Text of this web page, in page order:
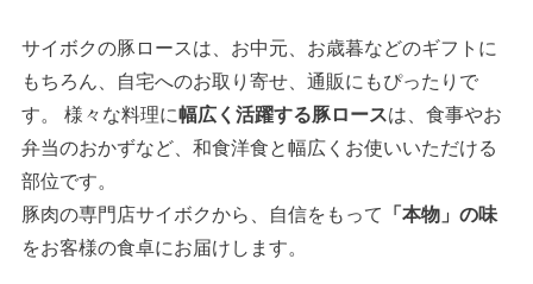
サイボクの豚ロースは、お中元、お歳暮などのギフトに
もちろん、自宅へのお取り寄せ、通販にもぴったりで
す。 様々な料理に幅広く活躍する豚ロースは、食事やお
弁当のおかずなど、和食洋食と幅広くお使いいただける
部位です。
豚肉の専門店サイボクから、自信をもって
「本物」の味
をお客様の食卓にお届けします。